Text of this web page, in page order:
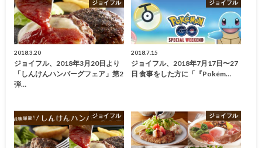
ジョイフル
2018.3.20
ジョイフル、2018年3月20日より
「しんけんハンバーグフェア」第2
弾…
ジョイフル
2018.7.15
ジョイフル、2018年7月17日〜27
日 食事をした方に「『Pokém…
ジョイフル ジョイフル